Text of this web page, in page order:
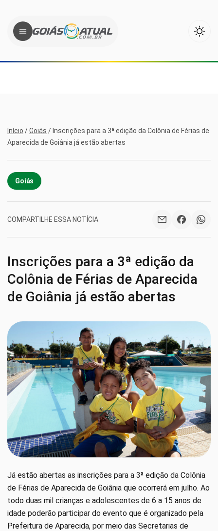
Início /Goiás / Inscrições para a 3ª edição da Colônia de Férias de
Aparecida de Goiânia já estão abertas
Goiás
COMPARTILHE ESSA NOTÍCIA
Inscrições para a 3ª edição da
Colônia de Férias de Aparecida
de Goiânia já estão abertas
Já estão abertas as inscrições para a 3ª edição da Colônia
de Férias de Aparecida de Goiânia que ocorrerá em julho. Ao
todo duas mil crianças e adolescentes de 6 a 15 anos de
idade poderão participar do evento que é organizado pela
Prefeitura de Aparecida, por meio das Secretarias de